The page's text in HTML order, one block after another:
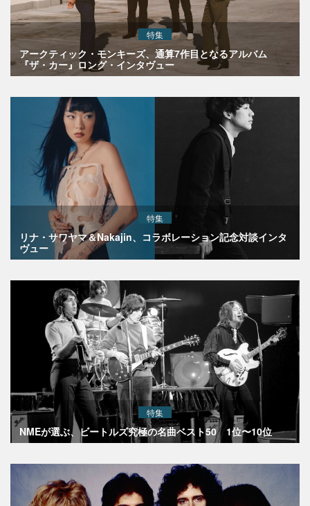
特集
アークティック・モンキーズ、通算7作目となるアルバム
『ザ・カー』ロング・インタヴュー
特集
リナ・サワヤマ＆Nakajin、コラボレーション記念対談インタ
ヴュー
特集
NMEが選ぶ、ビートルズ究極の名曲ベスト50 1位〜10位